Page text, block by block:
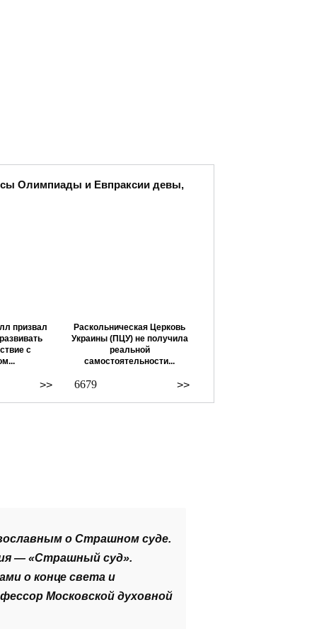
Олимпиады и Евпраксии девы,
призвал
с
>>
Раскольническая Церковь
Украины (ПЦУ) не получила
реальной
самостоятельности...
>>
6679
о Страшном суде.
— «Страшный суд».
о конце света и
Московской духовной